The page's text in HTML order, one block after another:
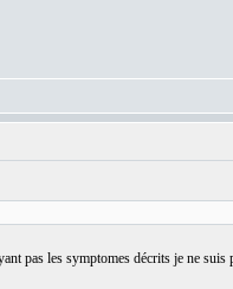
pas les symptomes décrits je ne